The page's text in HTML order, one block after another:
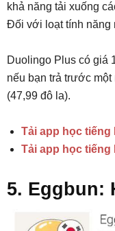
khả năng tải xuống
Đối với loạt tính năng
Duolingo Plus có giá
nếu bạn trả trước
(47,99 đô la).
Tải app học tiếng
Tải app học tiếng
5. Eggbun: